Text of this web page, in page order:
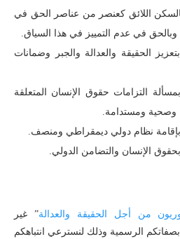
اللائق كعنصر من عناصر الحق في
في عدم التمييز في هذا السياق.
الحقيقة والعدالة والجبر وضمانات
التزامات حقوق الإنسان المتعلقة
وصحية ومستدامة.
بإقامة نظام دولي ديمقراطي ومنصف.
الإنسان والتضامن الدولي.
من أجل الحقيقة والعدالة” غير
الرسمية وذلك لنسترعي انتباهكم